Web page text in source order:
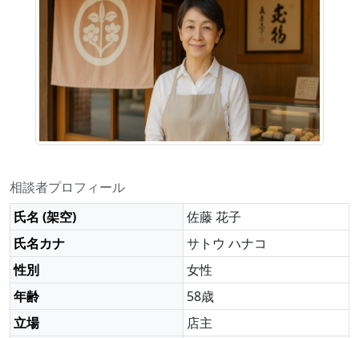
相談者プロフィール
氏名 (架空)
佐藤 花子
氏名カナ
サトウ ハナコ
性別
女性
年齢
58歳
立場
店主